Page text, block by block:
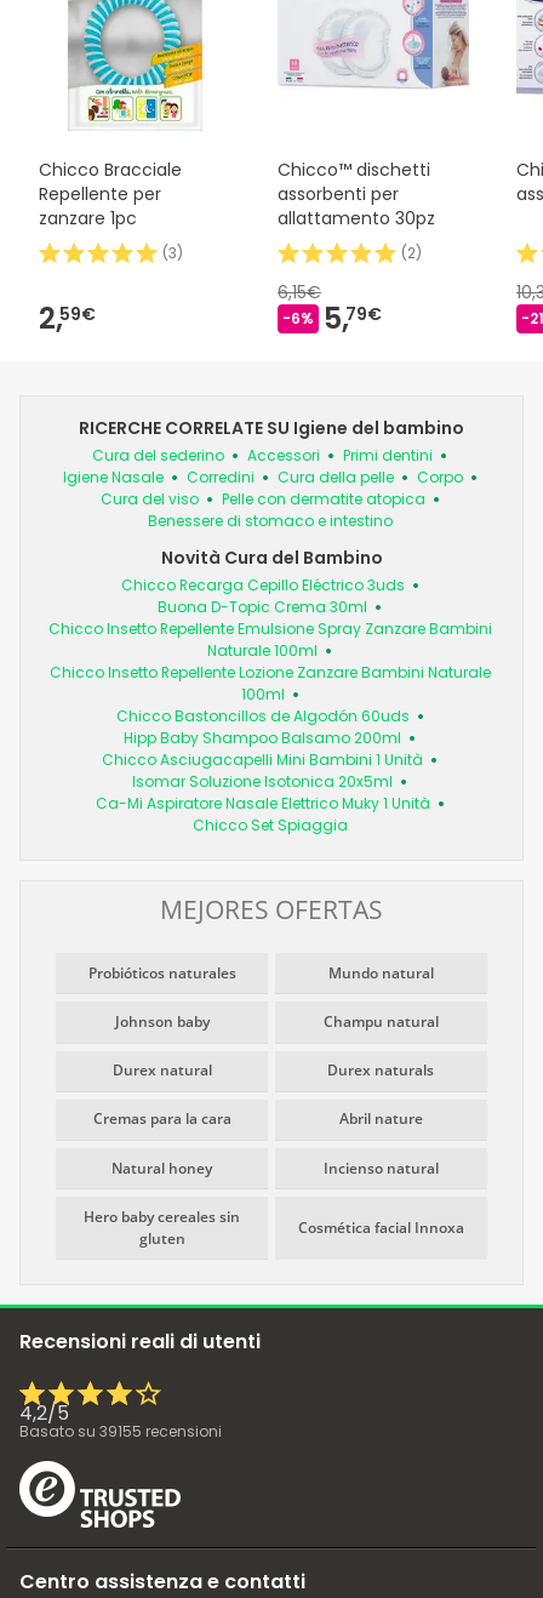
Chicco Bracciale
Repellente per
zanzare 1pc
(3)
2,59€
Chicco™ dischetti
assorbenti per
allattamento 30pz
(2)
6,15€
-6% 5,79€ -
RICERCHE CORRELATE SU Igiene del bambino
Cura del sederino Accessori
Primi dentini
Igiene Nasale
Corredini Cura della pelle
Corpo
Cura del viso
Pelle con dermatite atopica
Benessere di stomaco e intestino
Novità Cura del Bambino
Chicco Recarga Cepillo Eléctrico 3uds
Buona D-Topic Crema 30ml
Chicco Insetto Repellente Emulsione Spray Zanzare Bambini
Naturale 100ml
Chicco Insetto Repellente Lozione Zanzare Bambini Naturale
100ml
Chicco Bastoncillos de Algodón 60uds
Hipp Baby Shampoo Balsamo 200ml
Chicco Asciugacapelli Mini Bambini 1 Unità
Isomar Soluzione Isotonica 20x5ml
Ca-Mi Aspiratore Nasale Elettrico Muky 1 Unità
Chicco Set Spiaggia
MEJORES OFERTAS
Probióticos naturales Mundo natural
Johnson baby Champu natural
Durex natural Durex naturals
Cremas para la cara Abril nature
Natural honey Incienso natural
Hero baby cereales sin
gluten
Cosmética facial Innoxa
Recensioni reali di utenti
4,2/5
Basato su 39155 recensioni
Centro assistenza e contatti